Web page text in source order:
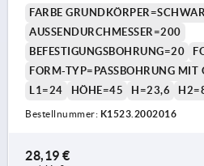
FARBE
AUSSENDURCHMESSER=200
BEFESTIGUNGSBOHRUNG=20
FORM-TYP=PASSBOHRUNG MIT
L1=24
HÖHE=45 H=23,6
Bestellnummer: K1523.2002016
28,19 €